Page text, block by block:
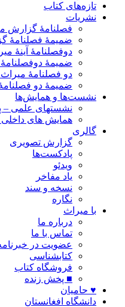
تازه‌های کتاب
نشریات
فصلنامۀ گزارش
ضمیمۀ فصلنامۀ
دوفصلنامۀ آینۀ
ضمیمۀ دوفصلنامۀ
دو فصلنامۀ
ضمیمۀ دو
نشست‌ها و همایش‌ها
نشستهای علمی –
همایش های داخلی
گالری
گزارش تصویری
پادکست‌ها
ویدئو
یاد مفاخر
نسخه و سند
نگاره
با میراث
درباره ما
تماس با ما
عضویت در
کتابشناسی
فروشگاه کتاب
■ پخش زنده
♥ حامیان
دانشگاه افغانستان